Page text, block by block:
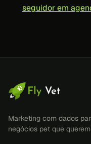
seguidor em
Marketing com dados
negócios pet que